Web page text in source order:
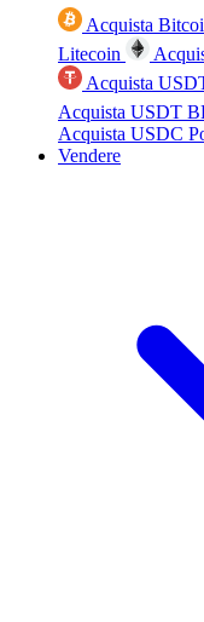
Acquista
Litecoin
Acquista
Acquista USDT
Acquista USDC
Vendere